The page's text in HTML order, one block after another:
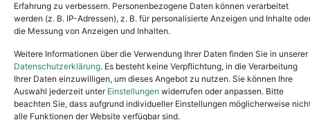
Erfahrung zu verbessern. Personenbezogene Daten können verarbeitet
werden (z. B. IP-Adressen), z. B. für personalisierte Anzeigen und Inhalte
die Messung von Anzeigen und Inhalten.
Weitere Informationen über die Verwendung Ihrer Daten finden Sie in unserer
Datenschutzerklärung. Es besteht keine Verpflichtung, in die Verarbeitung
Ihrer Daten einzuwilligen, um dieses Angebot zu nutzen. Sie können Ihre
Auswahl jederzeit unter Einstellungen widerrufen oder anpassen. Bitte
beachten Sie, dass aufgrund individueller Einstellungen möglicherweise
alle Funktionen der Website verfügbar sind.
Copyright © 2024. All rights reserved.
Tel.: (02631) 55356buero@tierheim-neuwied.de
Ludwigshof 1, 56567 Neuwied